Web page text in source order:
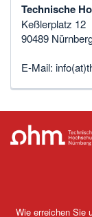
Technische
Keßlerplatz 12
90489
E-Mail:
Wie erreichen Sie